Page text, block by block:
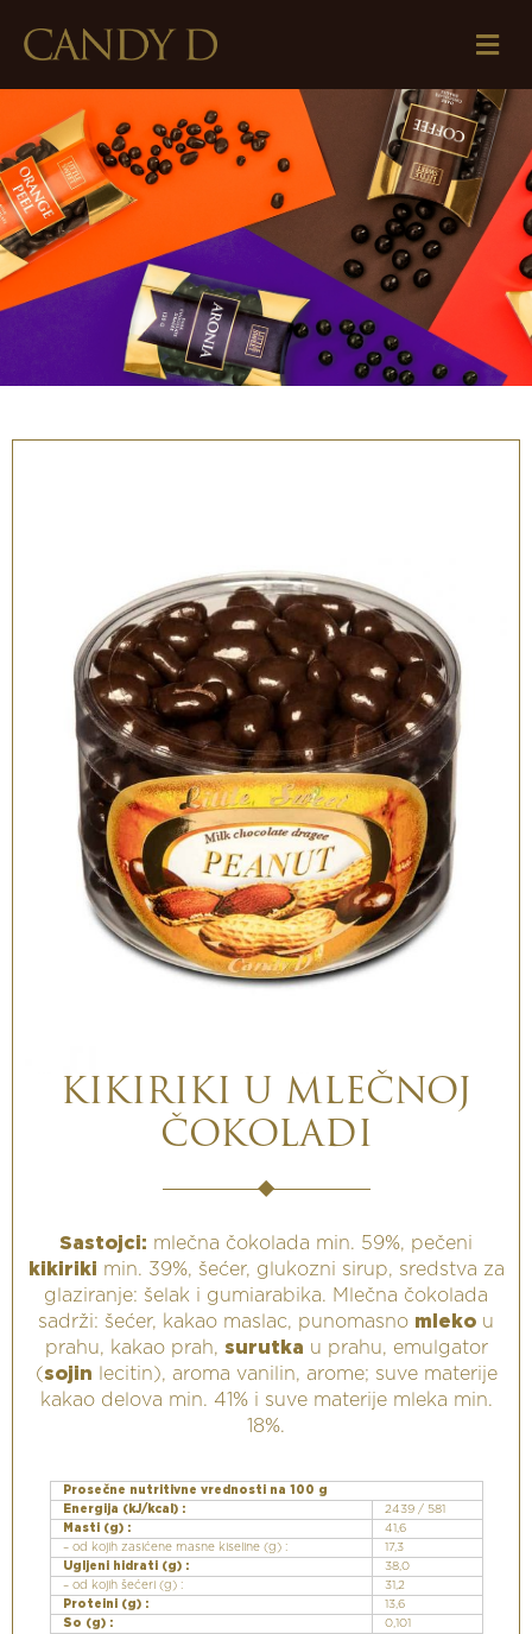
KIKIRIKI U MLEČNOJ
ČOKOLADI
Sastojci: mlečna čokolada min. 59%, pečeni
kikiriki min. 39%, šećer, glukozni sirup, sredstva za
glaziranje: šelak i gumiarabika. Mlečna čokolada
sadrži: šećer, kakao maslac, punomasno mleko u
prahu, kakao prah, surutka u prahu, emulgator
(sojin lecitin), aroma vanilin, arome; suve materije
kakao delova min. 41% i suve materije mleka min.
18%.
Prosečne nutritivne vrednosti na 100 g
Energija (kJ/kcal) :
2439 / 581
Masti (g) :
41,6
– od kojih zasićene masne kiseline (g) :
17,3
Ugljeni hidrati (g) :
38,0
– od kojih šećeri (g) :
31,2
Proteini (g) :
13,6
So (g) :
0,101